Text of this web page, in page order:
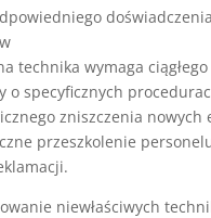
doświadczenia
technika wymaga
o specyficznych
zniszczenia nowych
przeszkolenie
niewłaściwych